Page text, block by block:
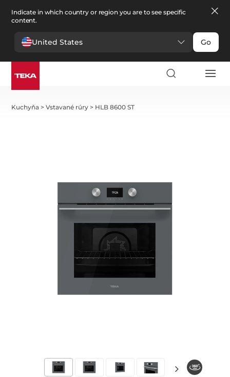
Indicate in which country or region you are to see specific
content.
United States Go
Kuchyňa >Vstavané rúry > HLB 8600 ST